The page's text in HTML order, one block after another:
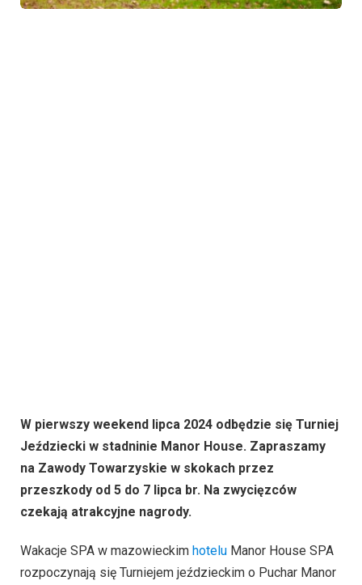
W pierwszy weekend lipca 2024 odbędzie się Turniej
Jeździecki w stadninie Manor House. Zapraszamy
na Zawody Towarzyskie w skokach przez
przeszkody od 5 do 7 lipca br. Na zwycięzców
czekają atrakcyjne nagrody.
Wakacje SPA w mazowieckim hotelu Manor House SPA
rozpoczynają się Turniejem jeździeckim o Puchar Manor